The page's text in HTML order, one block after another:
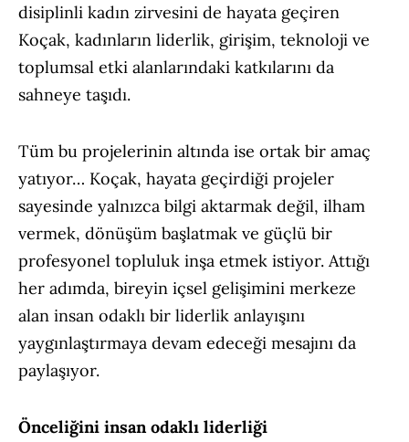
disiplinli kadın zirvesini de hayata geçiren
Koçak, kadınların liderlik, girişim, teknoloji ve
toplumsal etki alanlarındaki katkılarını da
sahneye taşıdı.
Tüm bu projelerinin altında ise ortak bir amaç
yatıyor… Koçak, hayata geçirdiği projeler
sayesinde yalnızca bilgi aktarmak değil, ilham
vermek, dönüşüm başlatmak ve güçlü bir
profesyonel topluluk inşa etmek istiyor. Attığı
her adımda, bireyin içsel gelişimini merkeze
alan insan odaklı bir liderlik anlayışını
yaygınlaştırmaya devam edeceği mesajını da
paylaşıyor.
Önceliğini insan odaklı liderliği